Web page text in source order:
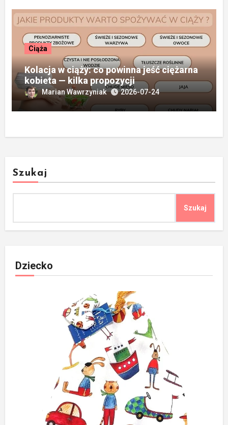
Ciąża
Kolacja w ciąży: co powinna jeść ciężarna
kobieta — kilka propozycji
Marian Wawrzyniak 2026-07-24
Szukaj
Szukaj
Dziecko